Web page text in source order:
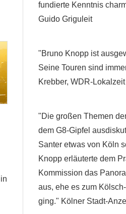
fundierte Kenntnis
Guido Griguleit
"Bruno Knopp ist
Seine Touren sind
Krebber, WDR-
"Die großen Themen
dem G8-Gipfel
Santer etwas von Köln
Knopp erläuterte dem
Kommission das
aus, ehe es zum
ging." Kölner Stadt-